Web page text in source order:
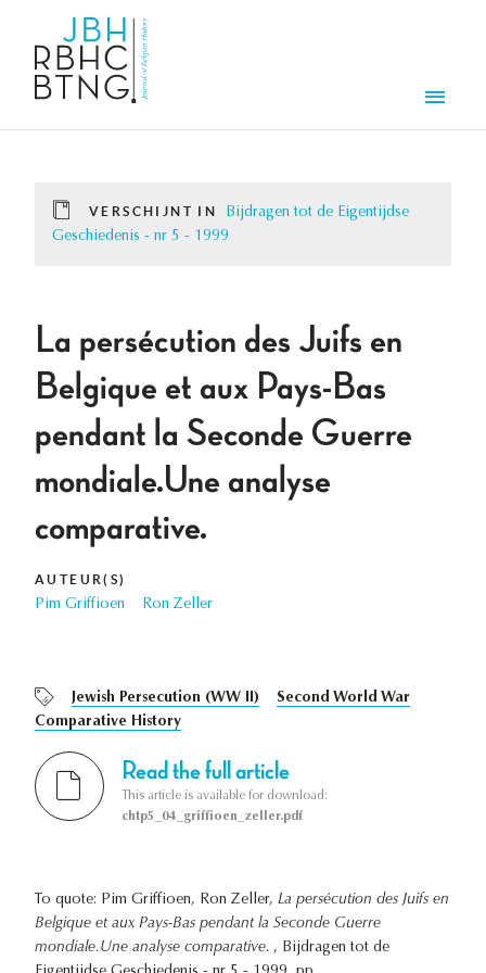
VERSCHIJNT IN
Bijdragen tot de Eigentijdse
Geschiedenis - nr 5 - 1999
La persécution des Juifs en
Belgique et aux Pays-Bas
pendant la Seconde Guerre
mondiale.Une analyse
comparative.
AUTEUR(S)
Pim Griffioen Ron Zeller
Jewish Persecution (WW II)
Second World War
Comparative History
Read the full article
This article is available for download:
chtp5_04_griffioen_zeller.pdf
To quote: Pim Griffioen, Ron Zeller, La persécution des Juifs en
Belgique et aux Pays-Bas pendant la Seconde Guerre
mondiale.Une analyse comparative. , Bijdragen tot de